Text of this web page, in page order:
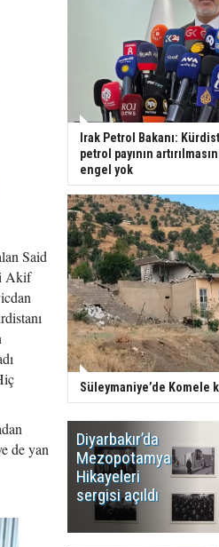
Said
Akif
de yan
Irak Petrol Bakanı:
petrol payının
engel yok
Süleymaniye’de Komele
Diyarbakır’da
Mezopotamya
Hikayeleri
sergisi açıldı